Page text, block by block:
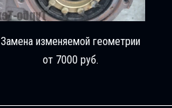
Замена изменяемой геометрии
от 7000 руб.